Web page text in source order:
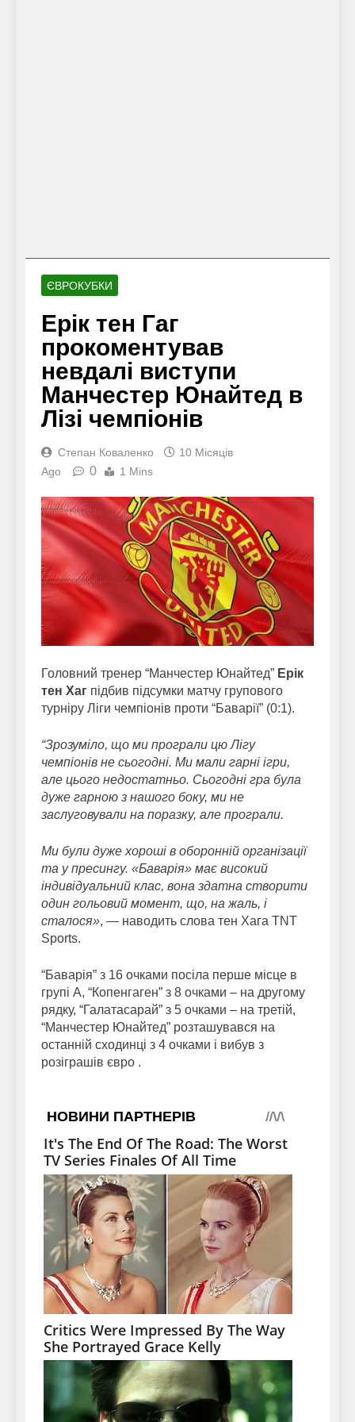
ЄВРОКУБКИ
Ерік тен Гаг
прокоментував
невдалі виступи
Манчестер Юнайтед в
Лізі чемпіонів
Степан Коваленко
10 Місяців
Ago
0 1 Mins
Головний тренер “Манчестер Юнайтед” Ерік
тен Хаг підбив підсумки матчу групового
турніру Ліги чемпіонів проти “Баварії” (0:1).
“Зрозуміло, що ми програли цю Лігу
чемпіонів не сьогодні. Ми мали гарні ігри,
але цього недостатньо. Сьогодні гра була
дуже гарною з нашого боку, ми не
заслуговували на поразку, але програли.
Ми були дуже хороші в оборонній організації
та у пресингу. «Баварія» має високий
індивідуальний клас, вона здатна створити
один гольовий момент, що, на жаль, і
сталося», — наводить слова тен Хага TNT
Sports.
“Баварія” з 16 очками посіла перше місце в
групі A, “Копенгаген” з 8 очками – на другому
рядку, “Галатасарай” з 5 очками – на третій,
“Манчестер Юнайтед” розташувався на
останній сходинці з 4 очками і вибув з
розіграшів євро .